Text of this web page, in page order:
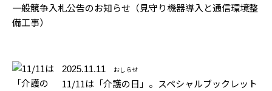
一般競争入札公告のお知らせ（見守り機器導入と通信環境整
備工事）
2025.11.11 おしらせ
11/11は「介護の日」。スペシャルブックレット